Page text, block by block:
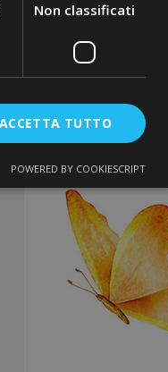
viene
sua forte azione
di emicrania.
Non classificati
ACCETTA TUTTO
POWERED BY COOKIESCRIPT